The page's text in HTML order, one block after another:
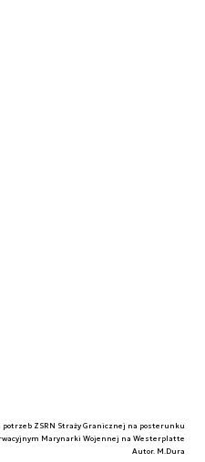
ZSRN Straży Granicznej na posterunku
Marynarki Wojennej na Westerplatte
Autor. M.Dura